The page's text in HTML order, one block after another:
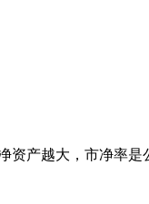
资产越大，市净率